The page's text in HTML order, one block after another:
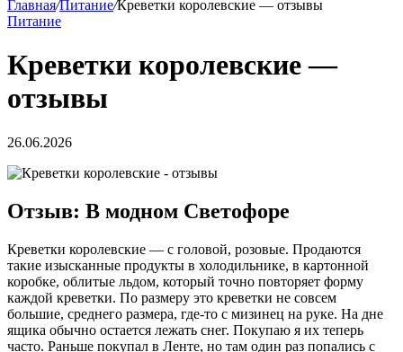
Главная/Питание/​​​​​​​Креветки королевские — отзывы
Питание
​​​​​​​Креветки королевские —
отзывы
26.06.2026
Отзыв: В модном Светофоре
Креветки королевские — с головой, розовые. Продаются
такие изысканные продукты в холодильнике, в картонной
коробке, облитые льдом, который точно повторяет форму
каждой креветки. По размеру это креветки не совсем
большие, среднего размера, где-то с мизинец на руке. На дне
ящика обычно остается лежать снег. Покупаю я их теперь
часто. Раньше покупал в Ленте, но там один раз попались с